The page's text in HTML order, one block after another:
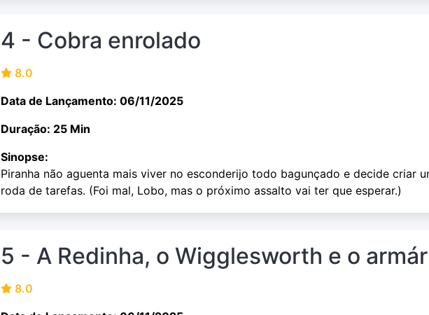
4 - Cobra enrolado
8.0
Data de Lançamento: 06/11/2025
Duração: 25 Min
Sinopse:
Piranha não aguenta mais viver no esconderijo todo bagunçado e decide criar
roda de tarefas. (Foi mal, Lobo, mas o próximo assalto vai ter que esperar.)
5 - A Redinha, o Wigglesworth e o
8.0